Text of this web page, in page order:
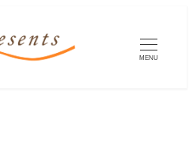
MENU